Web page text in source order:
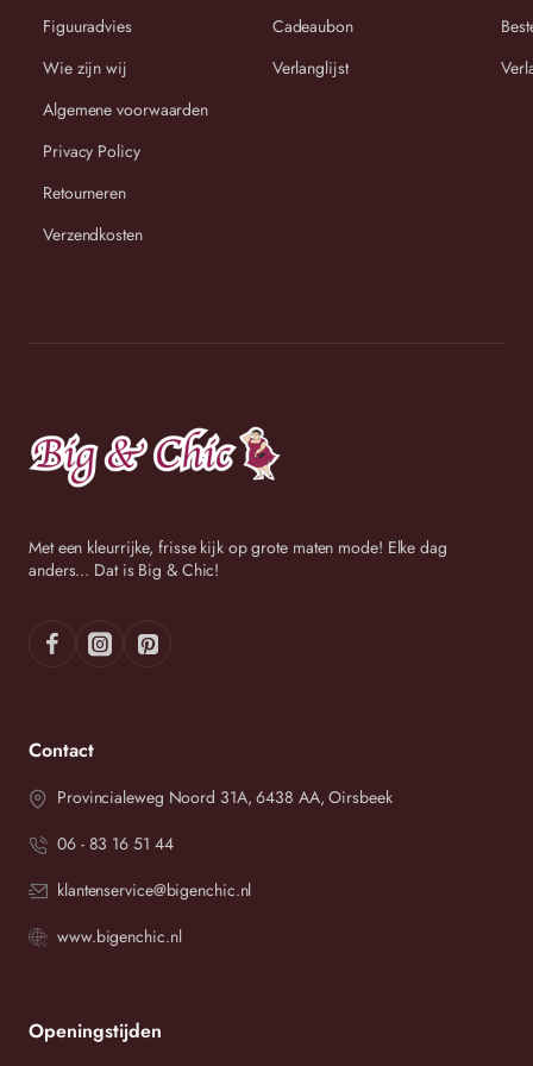
Figuuradvies
Wie zijn wij
Algemene voorwaarden
Privacy Policy
Retourneren
Verzendkosten
Cadeaubon
Verlanglijst
Met een kleurrijke, frisse kijk op grote maten mode! Elke dag
anders... Dat is Big & Chic!
Contact
Provincialeweg Noord 31A, 6438 AA, Oirsbeek
06 - 83 16 51 44
klantenservice@bigenchic.nl
www.bigenchic.nl
Openingstijden